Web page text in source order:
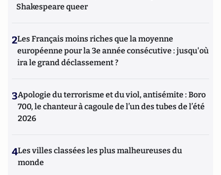
Shakespeare queer
2Les Français moins riches que la moyenne
européenne pour la 3e année consécutive : jusqu'où
ira le grand déclassement ?
3Apologie du terrorisme et du viol, antisémite : Boro
700, le chanteur à cagoule de l’un des tubes de l’été
2026
4Les villes classées les plus malheureuses du
monde